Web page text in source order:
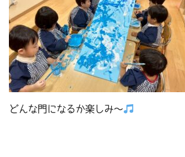
どんな門になるか楽しみ～